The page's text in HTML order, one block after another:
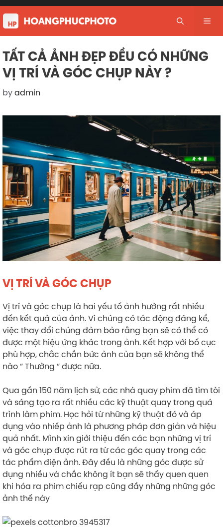
Skip
to
content
TẤT CẢ ẢNH ĐẸP ĐỀU CÓ NHỮNG
VỊ TRÍ VÀ GÓC CHỤP NÀY ?
byadmin
VỊ TRÍ VÀ GÓC CHỤP
Vị trí và góc chụp là hai yếu tố ảnh hưởng rất nhiều
đến kết quả của ảnh. Vì chúng có tác động đáng kể,
việc thay đổi chúng đảm bảo rằng bạn sẽ có thể có
được một hiệu ứng khác trong ảnh. Kết hợp với bố cục
phù hợp, chắc chắn bức ảnh của bạn sẽ không thể
nào ” Thường ” được nữa.
Qua gần 150 năm lịch sử, các nhà quay phim đã tìm tòi
và sáng tạo ra rất nhiều các kỹ thuật quay trong quá
trình làm phim. Học hỏi từ những kỹ thuật đó và áp
dụng vào nhiếp ảnh là phương pháp đơn giản và hiệu
quả nhất. Mình xin giới thiệu đến các bạn những vị trí
và góc chụp được rút ra từ các góc quay trong các
tác phẩm điện ảnh. Đây đều là những góc được sử
dụng nhiều và chắc không ít bạn sẽ thấy quen quen
khi hóa ra phim chiếu rạp cũng đầy những những góc
ảnh thế này